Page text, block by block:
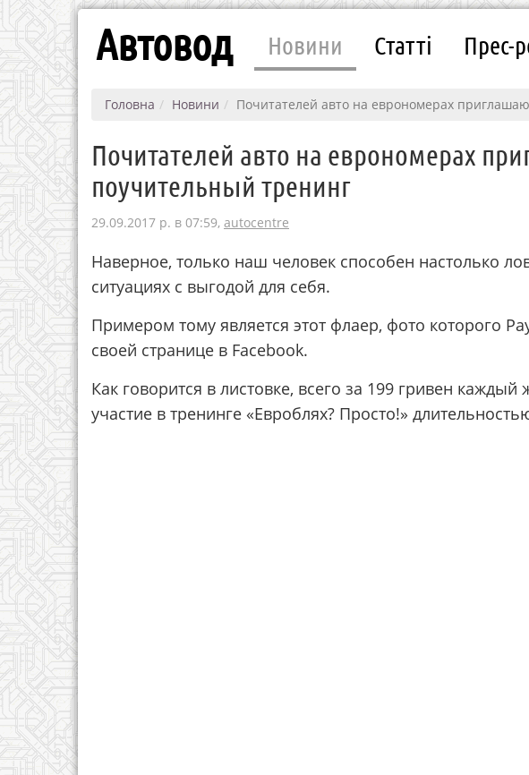
Автовод Новини Статті Прес-
Головна Новини Почитателей авто на еврономерах
Почитателей авто на еврономерах
поучительный тренинг
29.09.2017 р. в 07:59, autocentre
Наверное, только наш человек способен настолько
ситуациях с выгодой для себя.
Примером тому является этот флаер, фото которого
своей странице в Facebook.
Как говорится в листовке, всего за 199 гривен
участие в тренинге «Евроблях? Просто!»